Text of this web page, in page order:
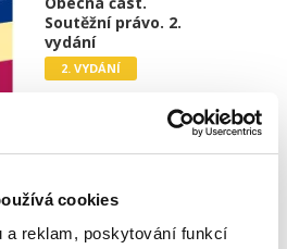
cookies
a reklam, poskytování funkcí
Soutěžní právo. 2.
vydání
2. VYDÁNÍ